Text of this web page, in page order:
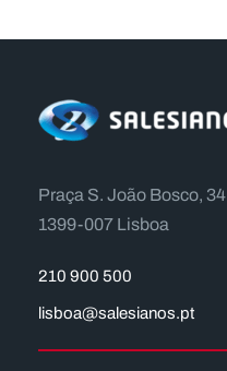
Praça S. João Bosco, 34
1399-007 Lisboa
210 900 500
lisboa@salesianos.pt